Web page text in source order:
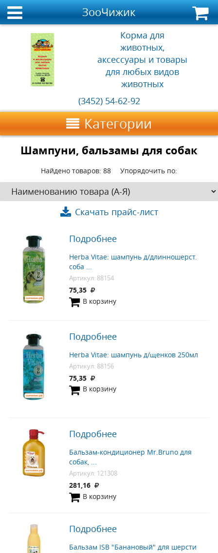
ЗооЧижик
Корма для
животных,
аксессуары и товары
для любых видов
животных
(3452) 54-62-92
Категории
Шампуни, бальзамы для собак
Найдено товаров: 88 Упорядочить по:
Скачать прайс-лист
Подробнее
Herba Vitae: шампунь д/длинношерст.
соба ...
Артикул: 88154
75,35
В корзину
Подробнее
Herba Vitae: шампунь д/щенков 250мл
Артикул: 88156
75,35
В корзину
Подробнее
Бальзам-кондиционер Mr.Bruno для
собак, ...
Артикул: 121308
281,16
В корзину
Подробнее
Бальзам ISB "Банановый" для шерсти